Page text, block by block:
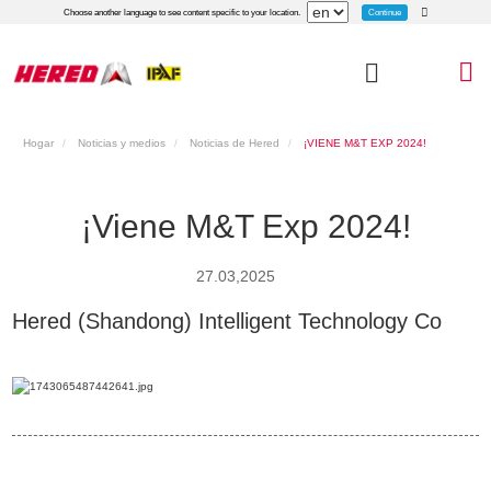
Choose another language to see content specific to your location. Continue
Hogar Noticias y medios Noticias de Hered ¡VIENE M&T EXP 2024!
¡Viene M&T Exp 2024!
27.03,2025
Hered (Shandong) Intelligent Technology Co